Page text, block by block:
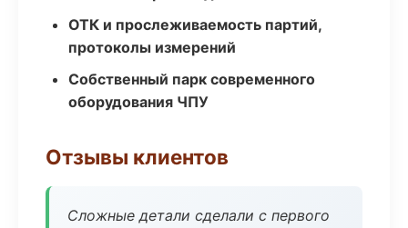
ОТК и прослеживаемость партий,
протоколы измерений
Собственный парк современного
оборудования ЧПУ
Отзывы клиентов
Сложные детали сделали с первого